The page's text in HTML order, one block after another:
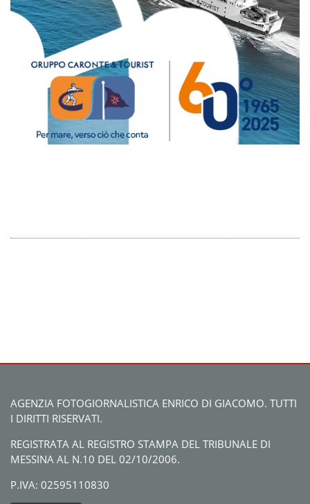
AGENZIA FOTOGIORNALISTICA ENRICO DI GIACOMO. TUTTI
I DIRITTI RISERVATI.
REGISTRATA AL REGISTRO STAMPA DEL TRIBUNALE DI
MESSINA AL N.10 DEL 02/10/2006.
P.IVA: 02595110830